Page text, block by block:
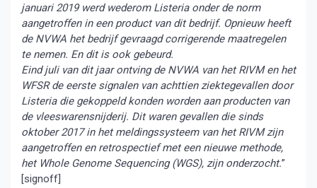
januari 2019 werd wederom Listeria onder de norm
aangetroffen in een product van dit bedrijf. Opnieuw heeft
de NVWA het bedrijf gevraagd corrigerende maatregelen
te nemen. En dit is ook gebeurd.
Eind juli van dit jaar ontving de NVWA van het RIVM en het
WFSR de eerste signalen van achttien ziektegevallen door
Listeria die gekoppeld konden worden aan producten van
de vleeswarensnijderij. Dit waren gevallen die sinds
oktober 2017 in het meldingssysteem van het RIVM zijn
aangetroffen en retrospectief met een nieuwe methode,
het Whole Genome Sequencing (WGS), zijn onderzocht.”
[signoff]